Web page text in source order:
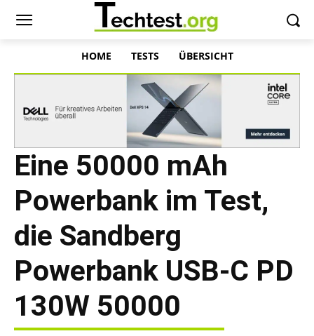
HOME TESTS ÜBERSICHT
Eine 50000 mAh
Powerbank im Test,
die Sandberg
Powerbank USB-C PD
130W 50000